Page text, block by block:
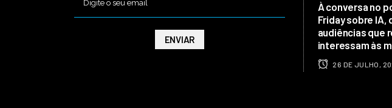
À conversa no
Friday sobre IA,
audiências que
interessam às
26 DE JULHO,